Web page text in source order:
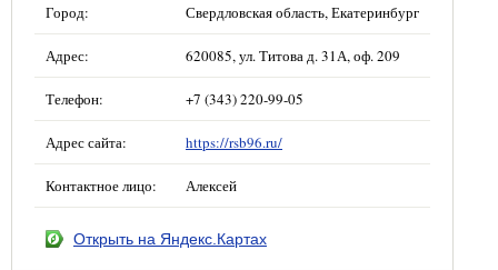
Город: Свердловская область, Екатеринбург
Адрес: 620085, ул. Титова д. 31А, оф. 209
Телефон: +7 (343) 220-99-05
Адрес сайта: https://rsb96.ru/
Контактное лицо: Алексей
Открыть на Яндекс.Картах